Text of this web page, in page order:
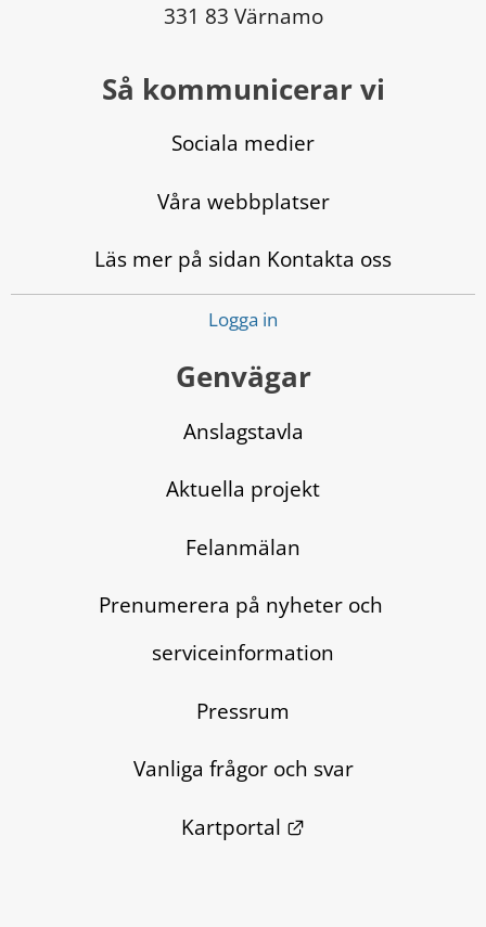
331 83 Värnamo
Så kommunicerar vi
Sociala medier
Våra webbplatser
Läs mer på sidan Kontakta oss
Logga in
Genvägar
Anslagstavla
Aktuella projekt
Felanmälan
Prenumerera på nyheter och
serviceinformation
Pressrum
Vanliga frågor och svar
Kartportal
Länk till annan